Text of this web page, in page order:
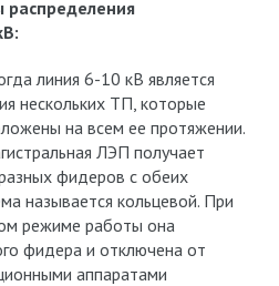
распределения
линия 6-10 кВ является
нескольких ТП, которые
на всем ее протяжении.
ЛЭП получает
фидеров с обеих
называется кольцевой. При
режиме работы она
фидера и отключена от
аппаратами